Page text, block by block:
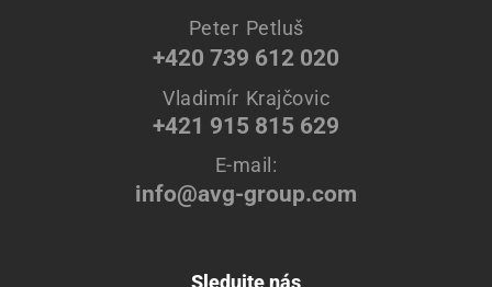
Peter Petluš
+420 739 612 020
Vladimír Krajčovic
+421 915 815 629
E-mail:
info@avg-group.com
Sledujte nás